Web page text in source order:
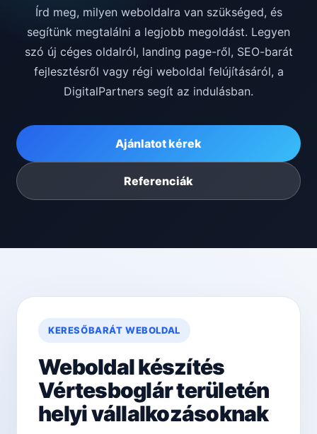
Írd meg, milyen weboldalra van szükséged, és
segítünk megtalálni a legjobb megoldást. Legyen
szó új céges oldalról, landing page-ről, SEO-barát
fejlesztésről vagy régi weboldal felújításáról, a
DigitalPartners segít az indulásban.
Ajánlatot kérek
Referenciák
KERESŐBARÁT WEBOLDAL
Weboldal készítés
Vértesboglár területén
helyi vállalkozásoknak